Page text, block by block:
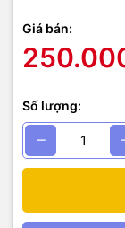
Giá bán:
Số lượng: